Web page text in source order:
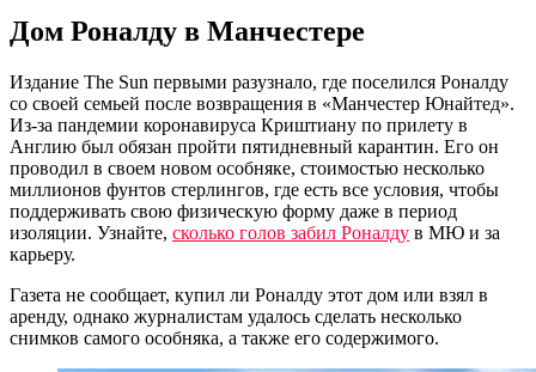
Дом Роналду в Манчестере
Издание The Sun первыми разузнало, где поселился Роналду
со своей семьей после возвращения в «Манчестер Юнайтед».
Из-за пандемии коронавируса Криштиану по прилету в
Англию был обязан пройти пятидневный карантин. Его он
проводил в своем новом особняке, стоимостью несколько
миллионов фунтов стерлингов, где есть все условия, чтобы
поддерживать свою физическую форму даже в период
изоляции. Узнайте, сколько голов забил Роналду в МЮ и за
карьеру.
Газета не сообщает, купил ли Роналду этот дом или взял в
аренду, однако журналистам удалось сделать несколько
снимков самого особняка, а также его содержимого.